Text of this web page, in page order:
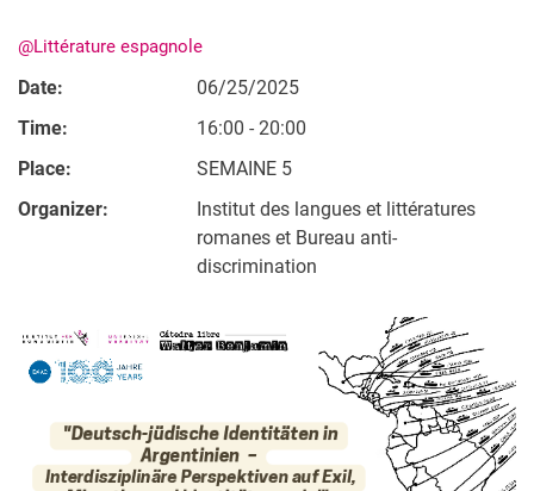
@Littérature espagnole
Date:
06/25/2025
Time:
16:00 - 20:00
Place:
SEMAINE 5
Organizer:
Institut des langues et littératures
romanes et Bureau anti-
discrimination